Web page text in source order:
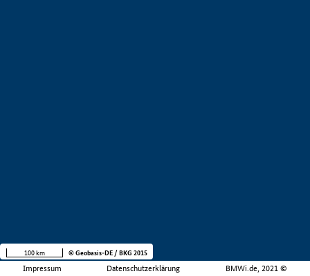
Impressum Datenschutzerklärung BMWi.de, 2021 ©
100 km © Geobasis-DE / BKG 2015